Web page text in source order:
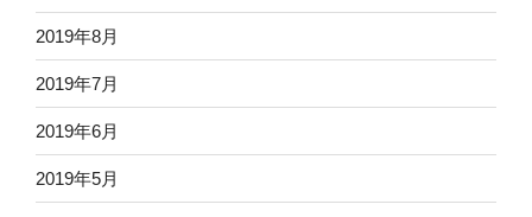
2019年8月
2019年7月
2019年6月
2019年5月